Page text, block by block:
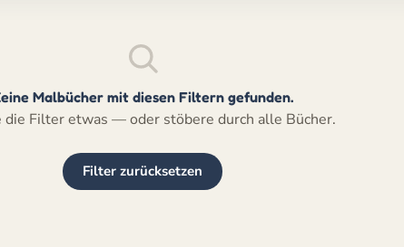
Malbücher mit diesen Filtern gefunden.
die Filter etwas — oder stöbere durch alle Bücher.
Filter zurücksetzen